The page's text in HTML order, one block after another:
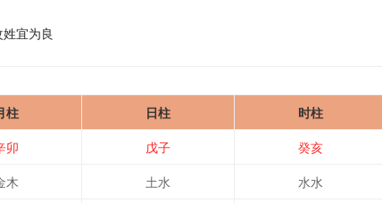
宜为良
柱 日柱
时柱
卯 戊子
癸亥
木 土水
水水